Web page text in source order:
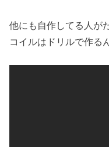
他にも自作してる人が
コイルはドリルで作る